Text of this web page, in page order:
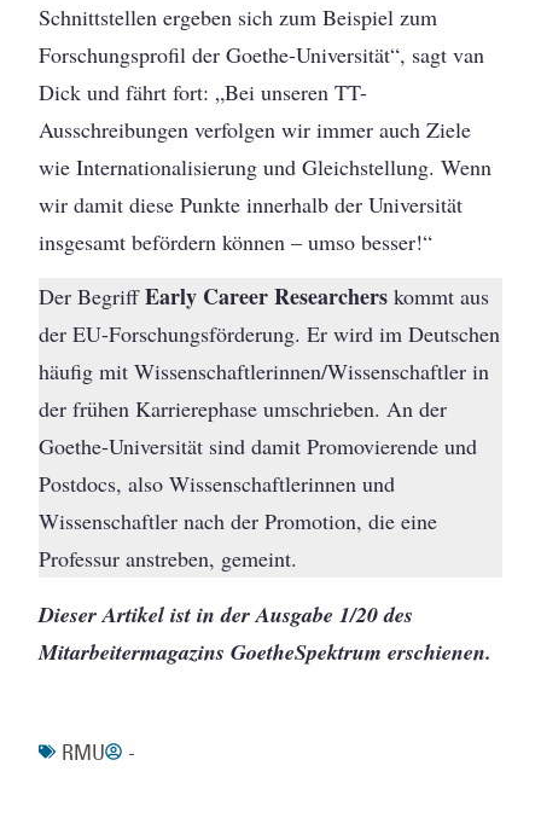
Schnittstellen ergeben sich zum Beispiel zum
Forschungsprofil der Goethe-Universität“, sagt van
Dick und fährt fort: „Bei unseren TT-
Ausschreibungen verfolgen wir immer auch Ziele
wie Internationalisierung und Gleichstellung. Wenn
wir damit diese Punkte innerhalb der Universität
insgesamt befördern können – umso besser!“
Der BegriffEarly Career Researchers kommt aus
der EU-Forschungsförderung. Er wird im Deutschen
häufig mit Wissenschaftlerinnen/Wissenschaftler in
der frühen Karrierephase umschrieben. An der
Goethe-Universität sind damit Promovierende und
Postdocs, also Wissenschaftlerinnen und
Wissenschaftler nach der Promotion, die eine
Professur anstreben, gemeint.
Dieser Artikel ist in der Ausgabe 1/20 des
Mitarbeitermagazins GoetheSpektrum erschienen.
RMU -